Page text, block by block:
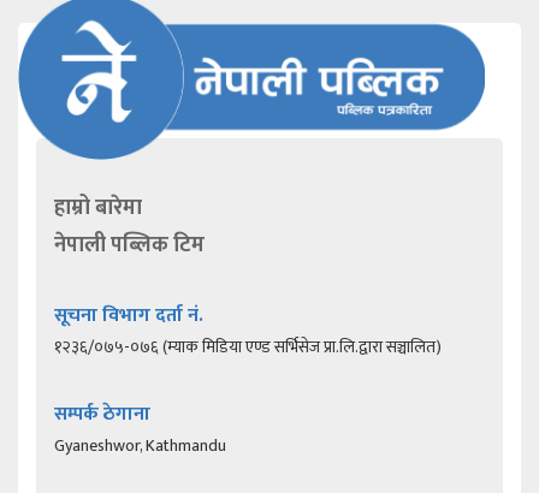
हाम्रो बारेमा
नेपाली पब्लिक टिम
सूचना विभाग दर्ता नं.
१२३६/०७५-०७६ (म्याक मिडिया एण्ड सर्भिसेज प्रा.लि.द्वारा सञ्चालित)
सम्पर्क ठेगाना
Gyaneshwor, Kathmandu